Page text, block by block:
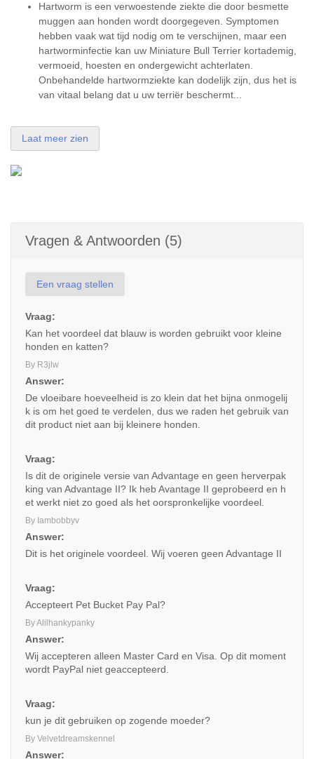
Hartworm is een verwoestende ziekte die door besmette
muggen aan honden wordt doorgegeven. Symptomen
hebben vaak wat tijd nodig om te verschijnen, maar een
hartworminfectie kan uw Miniature Bull Terrier kortademig,
vermoeid, hoesten en ondergewicht achterlaten.
Onbehandelde hartwormziekte kan dodelijk zijn, dus het is
van vitaal belang dat u uw terriër beschermt...
Laat meer zien
Vragen & Antwoorden (5)
Een vraag stellen
Vraag:
Kan het voordeel dat blauw is worden gebruikt voor kleine
honden en katten?
By R3jlw
Answer:
De vloeibare hoeveelheid is zo klein dat het bijna onmogelij
k is om het goed te verdelen, dus we raden het gebruik van
dit product niet aan bij kleinere honden.
Vraag:
Is dit de originele versie van Advantage en geen herverpak
king van Advantage II? Ik heb Avantage II geprobeerd en h
et werkt niet zo goed als het oorspronkelijke voordeel.
By Iambobbyv
Answer:
Dit is het originele voordeel. Wij voeren geen Advantage II
Vraag:
Accepteert Pet Bucket Pay Pal?
By Alilhankypanky
Answer:
Wij accepteren alleen Master Card en Visa. Op dit moment
wordt PayPal niet geaccepteerd.
Vraag:
kun je dit gebruiken op zogende moeder?
By Velvetdreamskennel
Answer: